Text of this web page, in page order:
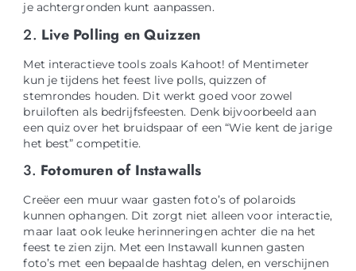
je achtergronden kunt aanpassen.
2. Live Polling en Quizzen
Met interactieve tools zoals Kahoot! of Mentimeter
kun je tijdens het feest live polls, quizzen of
stemrondes houden. Dit werkt goed voor zowel
bruiloften als bedrijfsfeesten. Denk bijvoorbeeld aan
een quiz over het bruidspaar of een “Wie kent de jarige
het best” competitie.
3. Fotomuren of Instawalls
Creëer een muur waar gasten foto’s of polaroids
kunnen ophangen. Dit zorgt niet alleen voor interactie,
maar laat ook leuke herinneringen achter die na het
feest te zien zijn. Met een Instawall kunnen gasten
foto’s met een bepaalde hashtag delen, en verschijnen